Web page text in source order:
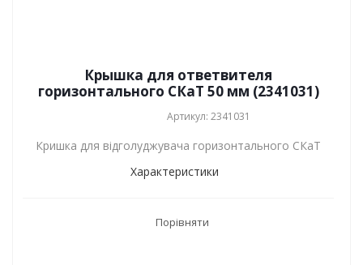
Крышка для ответвителя
горизонтального СКаТ 50 мм (2341031)
Артикул: 2341031
Кришка для відголуджувача горизонтального СКаТ
Характеристики
Порівняти